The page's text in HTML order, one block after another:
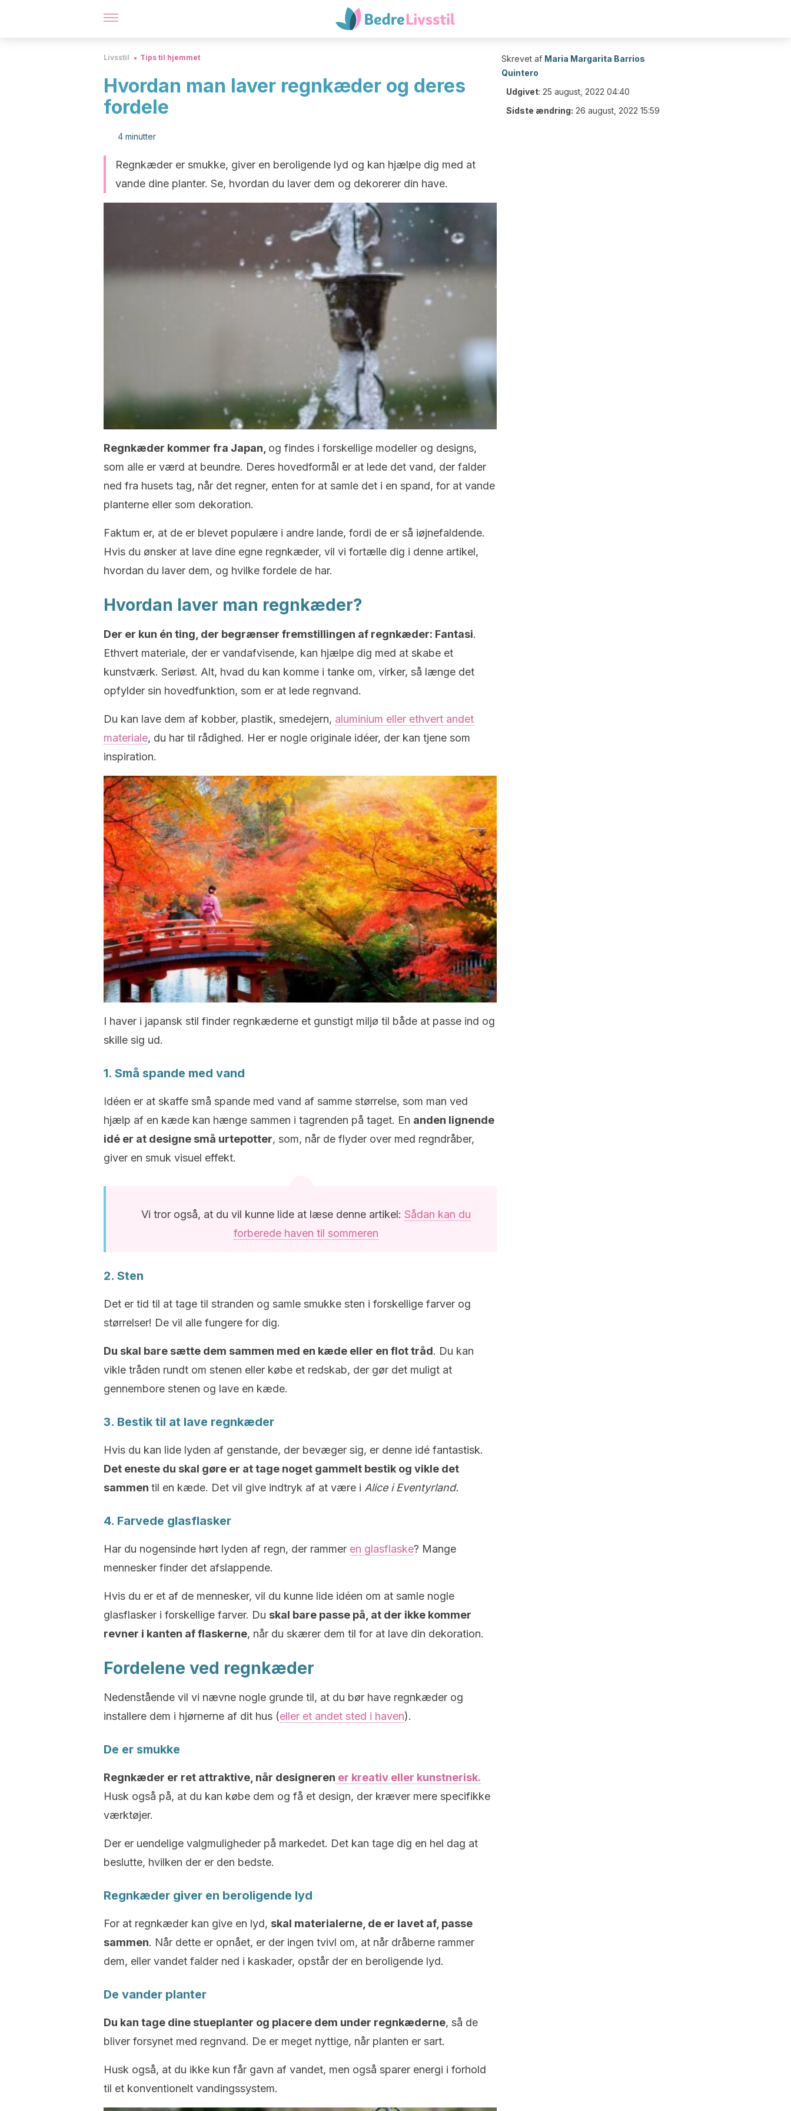
Livsstil Tips til hjemmet
Hvordan man laver regnkæder og deres
fordele
4 minutter
Regnkæder er smukke, giver en beroligende lyd og kan hjælpe dig med at
vande dine planter. Se, hvordan du laver dem og dekorerer din have.
Regnkæder kommer fra Japan, og findes i forskellige modeller og designs,
som alle er værd at beundre. Deres hovedformål er at lede det vand, der falder
ned fra husets tag, når det regner, enten for at samle det i en spand, for at vande
planterne eller som dekoration.
Faktum er, at de er blevet populære i andre lande, fordi de er så iøjnefaldende.
Hvis du ønsker at lave dine egne regnkæder, vil vi fortælle dig i denne artikel,
hvordan du laver dem, og hvilke fordele de har.
Hvordan laver man regnkæder?
Der er kun én ting, der begrænser fremstillingen af regnkæder: Fantasi.
Ethvert materiale, der er vandafvisende, kan hjælpe dig med at skabe et
kunstværk. Seriøst. Alt, hvad du kan komme i tanke om, virker, så længe det
opfylder sin hovedfunktion, som er at lede regnvand.
Du kan lave dem af kobber, plastik, smedejern, aluminium eller ethvert andet
materiale, du har til rådighed. Her er nogle originale idéer, der kan tjene som
inspiration.
I haver i japansk stil finder regnkæderne et gunstigt miljø til både at passe ind og
skille sig ud.
1. Små spande med vand
Idéen er at skaffe små spande med vand af samme størrelse, som man ved
hjælp af en kæde kan hænge sammen i tagrenden på taget. En anden lignende
idé er at designe små urtepotter, som, når de flyder over med regndråber,
giver en smuk visuel effekt.
Vi tror også, at du vil kunne lide at læse denne artikel: Sådan kan du
forberede haven til sommeren
2. Sten
Det er tid til at tage til stranden og samle smukke sten i forskellige farver og
størrelser! De vil alle fungere for dig.
Du skal bare sætte dem sammen med en kæde eller en flot tråd. Du kan
vikle tråden rundt om stenen eller købe et redskab, der gør det muligt at
gennembore stenen og lave en kæde.
3. Bestik til at lave regnkæder
Hvis du kan lide lyden af genstande, der bevæger sig, er denne idé fantastisk.
Det eneste du skal gøre er at tage noget gammelt bestik og vikle det
sammen til en kæde. Det vil give indtryk af at være i Alice i Eventyrland.
4. Farvede glasflasker
Har du nogensinde hørt lyden af regn, der rammer en glasflaske? Mange
mennesker finder det afslappende.
Hvis du er et af de mennesker, vil du kunne lide idéen om at samle nogle
glasflasker i forskellige farver. Du skal bare passe på, at der ikke kommer
revner i kanten af flaskerne, når du skærer dem til for at lave din dekoration.
Fordelene ved regnkæder
Nedenstående vil vi nævne nogle grunde til, at du bør have regnkæder og
installere dem i hjørnerne af dit hus (eller et andet sted i haven).
De er smukke
Regnkæder er ret attraktive, når designeren er kreativ eller kunstnerisk.
Husk også på, at du kan købe dem og få et design, der kræver mere specifikke
værktøjer.
Der er uendelige valgmuligheder på markedet. Det kan tage dig en hel dag at
beslutte, hvilken der er den bedste.
Regnkæder giver en beroligende lyd
For at regnkæder kan give en lyd, skal materialerne, de er lavet af, passe
sammen. Når dette er opnået, er der ingen tvivl om, at når dråberne rammer
dem, eller vandet falder ned i kaskader, opstår der en beroligende lyd.
De vander planter
Du kan tage dine stueplanter og placere dem under regnkæderne, så de
bliver forsynet med regnvand. De er meget nyttige, når planten er sart.
Husk også, at du ikke kun får gavn af vandet, men også sparer energi i forhold
til et konventionelt vandingssystem.
Skrevet af Maria Margarita Barrios
Quintero
Udgivet: 25 august, 2022 04:40
Sidste ændring: 26 august, 2022 15:59